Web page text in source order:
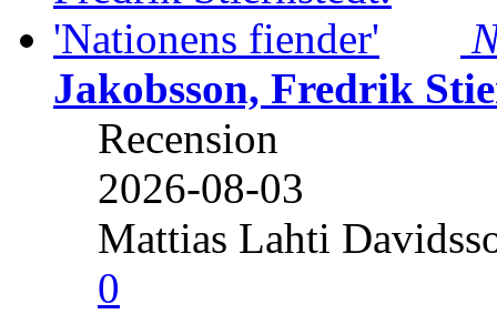
Jakobsson, Fredrik
Recension
2026-08-03
Mattias Lahti
0